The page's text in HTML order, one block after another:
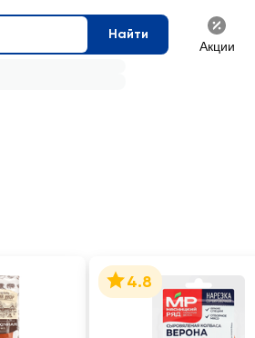
Найти
Акции
4.8